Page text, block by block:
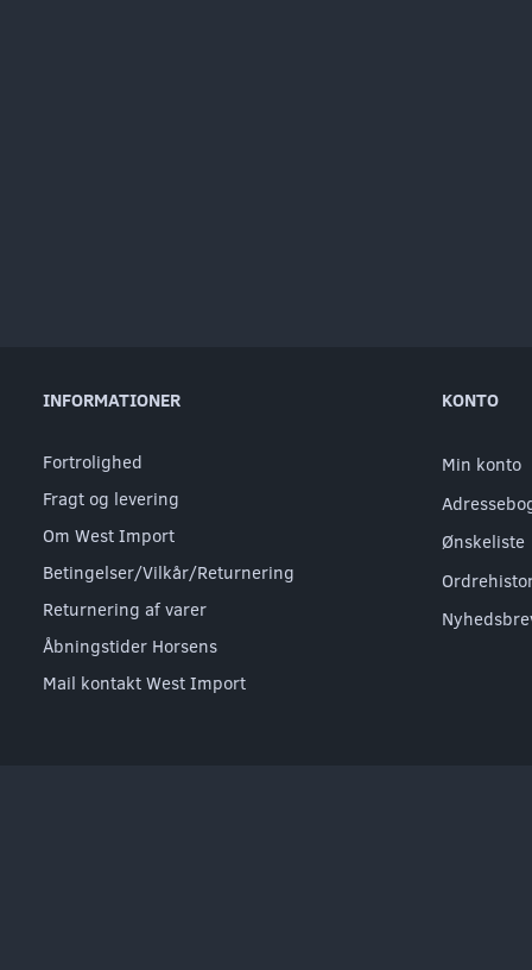
INFORMATIONER
Fortrolighed
Fragt og levering
Om West Import
Betingelser/Vilkår/Returnering
Returnering af varer
Åbningstider Horsens
Mail kontakt West Import
KONTO
Min konto
Ønskeliste